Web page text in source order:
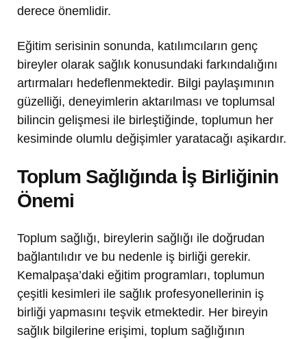
derece önemlidir.
Eğitim serisinin sonunda, katılımcıların genç
bireyler olarak sağlık konusundaki farkındalığını
artırmaları hedeflenmektedir. Bilgi paylaşımının
güzelliği, deneyimlerin aktarılması ve toplumsal
bilincin gelişmesi ile birleştiğinde, toplumun her
kesiminde olumlu değişimler yaratacağı aşikardır.
Toplum Sağlığında İş Birliğinin
Önemi
Toplum sağlığı, bireylerin sağlığı ile doğrudan
bağlantılıdır ve bu nedenle iş birliği gerekir.
Kemalpaşa’daki eğitim programları, toplumun
çeşitli kesimleri ile sağlık profesyonellerinin iş
birliği yapmasını teşvik etmektedir. Her bireyin
sağlık bilgilerine erişimi, toplum sağlığının